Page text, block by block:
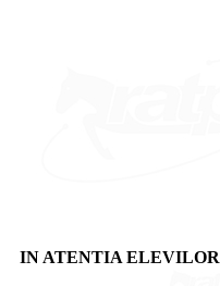
IN ATENTIA ELEVILOR